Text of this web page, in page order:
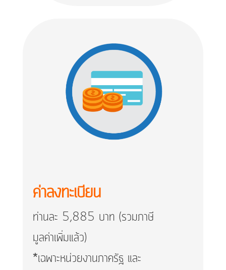
ค่าลงทะเบียน
ท่านละ 5,885 บาท (รวมภาษี
มูลค่าเพิ่มแล้ว)
*เฉพาะหน่วยงานภาครัฐ และ